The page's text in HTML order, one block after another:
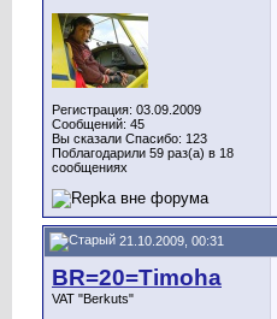
Регистрация: 03.09.2009
Сообщений: 45
Вы сказали Спасибо: 123
Поблагодарили 59 раз(а) в 18
сообщениях
21.10.2009, 00:31
BR=20=Timoha
VAT "Berkuts"